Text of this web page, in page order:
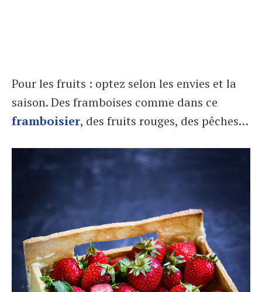
Pour les fruits : optez selon les envies et la
saison. Des framboises comme dans ce
framboisier, des fruits rouges, des pêches…